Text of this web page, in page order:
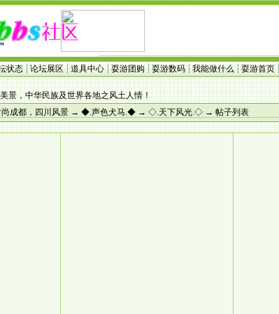
状态 论坛展区 道具中心 耍游团购 耍游数码 我能做什么 耍游首页
景，中华民族及世界各地之风土人情！
成都，四川风景 → ◆.声色犬马.◆ → ◇.天下风光.◇ → 帖子列表